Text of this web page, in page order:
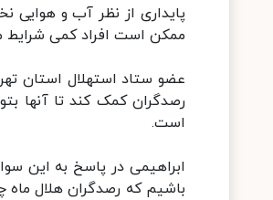
پایداری از نظر آب و هوایی
ممکن است افراد کمی شرایط
عضو ستاد استهلال استان
رصدگران کمک کند تا آنها
است.
ابراهیمی در پاسخ به این
باشیم که رصدگران هلال ماه